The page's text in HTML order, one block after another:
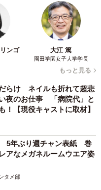
ンゴ 大江 篤
園田学園女子大学学長
もっと見る
らけ ネイルも折れて超悲
夜のお仕事 「病院代」と
！【現役キャストに取材】
5年ぶり週チャン表紙 巻
アなメガネルームウエア姿
タメ部